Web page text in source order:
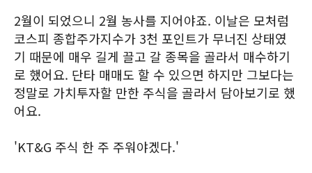
2월이 되었으니 2월 농사를 지어야죠. 이날은 모처럼
코스피 종합주가지수가 3천 포인트가 무너진 상태였
기 때문에 매우 길게 끌고 갈 종목을 골라서 매수하기
로 했어요. 단타 매매도 할 수 있으면 하지만 그보다는
정말로 가치투자할 만한 주식을 골라서 담아보기로 했
어요.
'KT&G 주식 한 주 주워야겠다.'